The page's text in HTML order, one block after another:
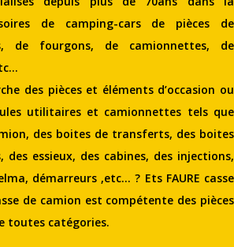
de camping-cars de pièces de
de fourgons, de camionnettes, de
des pièces et éléments d’occasion ou
utilitaires et camionnettes tels que
des boites de transferts, des boites
des essieux, des cabines, des injections,
démarreurs ,etc… ? Ets FAURE casse
de camion est compétente des pièces
toutes catégories.